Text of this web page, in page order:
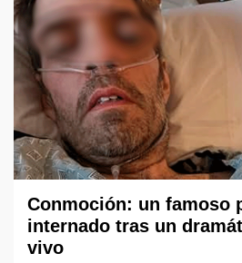
Conmoción: un famoso
internado tras un
vivo